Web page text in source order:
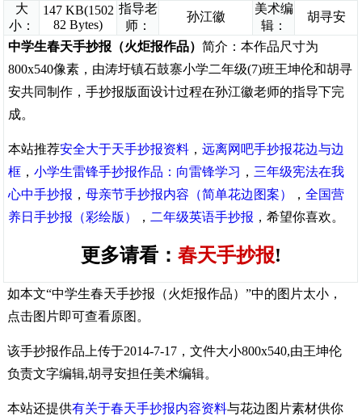
大
小：
147 KB(1502
82 Bytes)
指导老
师：
孙江徽
美术编
辑：
胡寻安
中学生春天手抄报（火炬报作品）简介：本作品尺寸为
800x540像素，由涛圩镇石鼓寨小学二年级(7)班王坤伦和胡寻
安共同制作，手抄报版面设计过程在孙江徽老师的指导下完
成。
本站推荐安全大于天手抄报资料 ，远离网吧手抄报花边与边
框 ，小学生雷锋手抄报作品：向雷锋学习 ， 三年级宪法在我
心中手抄报 ，母亲节手抄报内容（简单花边图案） ，全国营
养日手抄报（彩绘版）
， 二年级英语手抄报 ，希望你喜欢。
更多请看： 春天手抄报!
如本文“中学生春天手抄报（火炬报作品）”中的图片太小，
点击图片即可查看原图。
该手抄报作品上传于2014-7-17，文件大小800x540,由王坤伦
负责文字编辑,胡寻安担任美术编辑。
本站还提供有关于春天手抄报内容资料与花边图片素材供你